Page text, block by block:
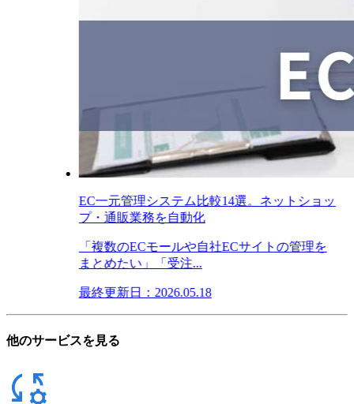
EC一元管理システム比較14選。ネットショッ
プ・通販業務を自動化
「複数のECモールや自社ECサイトの管理を
まとめたい」「受注...
最終更新日：2026.05.18
他のサービスを見る